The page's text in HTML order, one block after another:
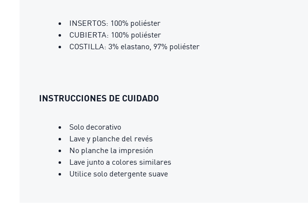
INSERTOS: 100% poliéster
CUBIERTA: 100% poliéster
COSTILLA: 3% elastano, 97% poliéster
INSTRUCCIONES DE CUIDADO
Solo decorativo
Lave y planche del revés
No planche la impresión
Lave junto a colores similares
Utilice solo detergente suave